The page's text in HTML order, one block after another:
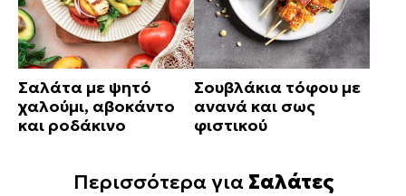
Σαλάτα με ψητό
χαλούμι, αβοκάντο
και ροδάκινο
Σουβλάκια τόφου με
ανανά και σως
φιστικού
Περισσότερα για Σαλάτες